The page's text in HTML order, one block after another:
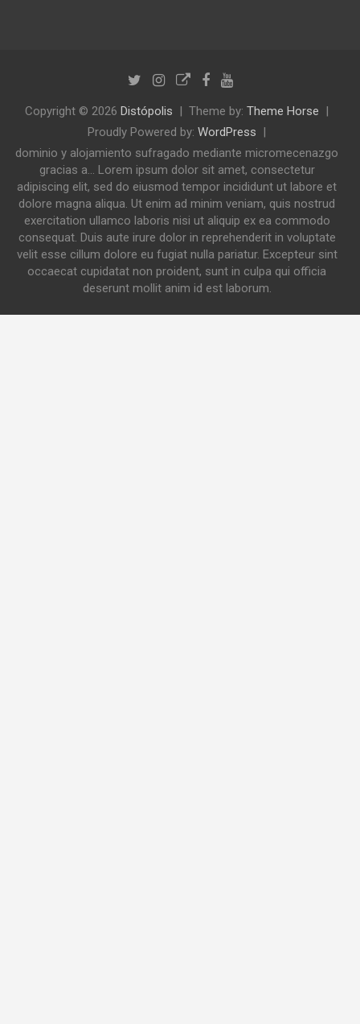
Copyright © 2026 Distópolis Theme by: Theme Horse
Proudly Powered by: WordPress
dominio y alojamiento sufragado mediante micromecenazgo
gracias a... Lorem ipsum dolor sit amet, consectetur
adipiscing elit, sed do eiusmod tempor incididunt ut labore et
dolore magna aliqua. Ut enim ad minim veniam, quis nostrud
exercitation ullamco laboris nisi ut aliquip ex ea commodo
consequat. Duis aute irure dolor in reprehenderit in voluptate
velit esse cillum dolore eu fugiat nulla pariatur. Excepteur sint
occaecat cupidatat non proident, sunt in culpa qui officia
deserunt mollit anim id est laborum.